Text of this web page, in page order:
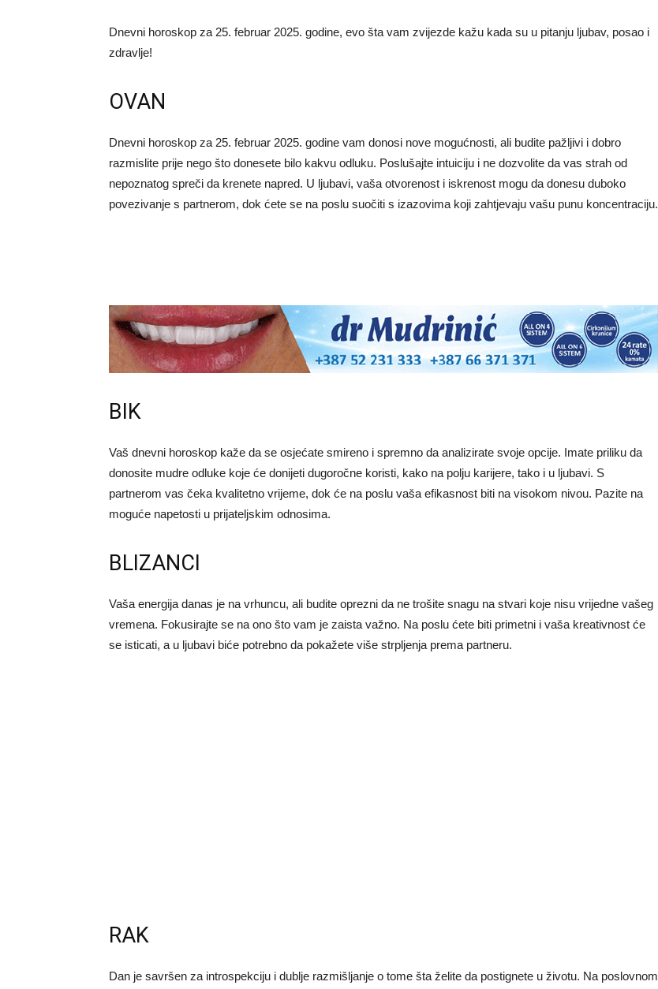
Dnevni horoskop za 25. februar 2025. godine, evo šta vam zvijezde kažu kada su u pitanju ljubav, posao i
zdravlje!
OVAN
Dnevni horoskop za 25. februar 2025. godine vam donosi nove mogućnosti, ali budite pažljivi i dobro
razmislite prije nego što donesete bilo kakvu odluku. Poslušajte intuiciju i ne dozvolite da vas strah od
nepoznatog spreči da krenete napred. U ljubavi, vaša otvorenost i iskrenost mogu da donesu duboko
povezivanje s partnerom, dok ćete se na poslu suočiti s izazovima koji zahtjevaju vašu punu koncentraciju.
BIK
Vaš dnevni horoskop kaže da se osjećate smireno i spremno da analizirate svoje opcije. Imate priliku da
donosite mudre odluke koje će donijeti dugoročne koristi, kako na polju karijere, tako i u ljubavi. S
partnerom vas čeka kvalitetno vrijeme, dok će na poslu vaša efikasnost biti na visokom nivou. Pazite na
moguće napetosti u prijateljskim odnosima.
BLIZANCI
Vaša energija danas je na vrhuncu, ali budite oprezni da ne trošite snagu na stvari koje nisu vrijedne vašeg
vremena. Fokusirajte se na ono što vam je zaista važno. Na poslu ćete biti primetni i vaša kreativnost će
se isticati, a u ljubavi biće potrebno da pokažete više strpljenja prema partneru.
RAK
Dan je savršen za introspekciju i dublje razmišljanje o tome šta želite da postignete u životu. Na poslovnom